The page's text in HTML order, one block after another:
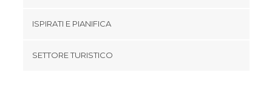
Termini e Condizioni
ISPIRATI E PIANIFICA
SETTORE TURISTICO